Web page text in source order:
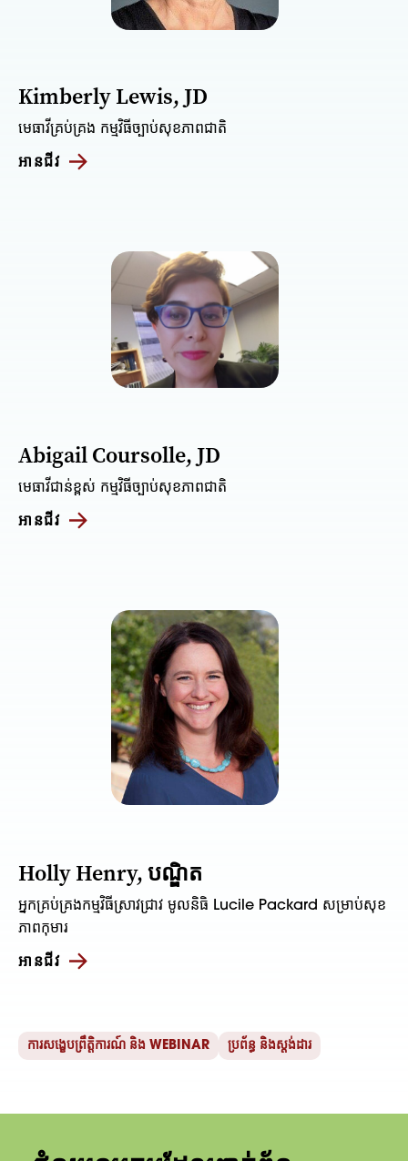
Kimberly Lewis, JD
មេធាវីគ្រប់គ្រង កម្មវិធីច្បាប់សុខភាពជាតិ
អានជីវ
Abigail Coursolle, JD
មេធាវីជាន់ខ្ពស់ កម្មវិធីច្បាប់សុខភាពជាតិ
អានជីវ
Holly Henry, បណ្ឌិត
អ្នកគ្រប់គ្រងកម្មវិធីស្រាវជ្រាវ មូលនិធិ Lucile Packard សម្រាប់សុខ
ភាពកុមារ
អានជីវ
ការសង្ខេបព្រឹត្តិការណ៍ និង WEBINAR ប្រព័ន្ធ និងស្តង់ដារ